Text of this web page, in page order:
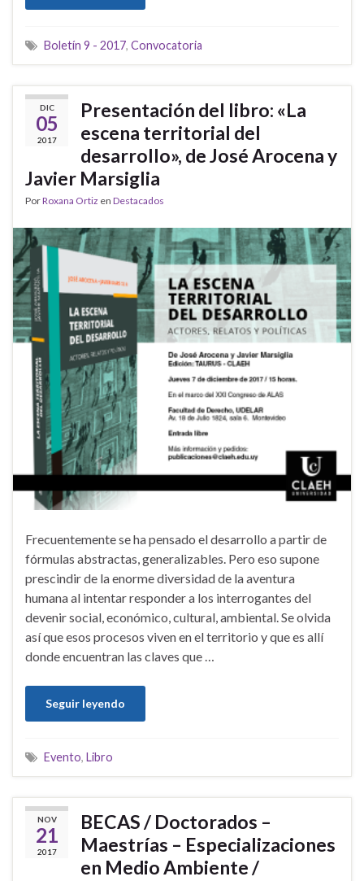
Boletín 9 - 2017, Convocatoria
DIC
05
2017
Presentación del libro: «La
escena territorial del
desarrollo», de José Arocena y
Javier Marsiglia
PorRoxana Ortiz en Destacados
Frecuentemente se ha pensado el desarrollo a partir de
fórmulas abstractas, generalizables. Pero eso supone
prescindir de la enorme diversidad de la aventura
humana al intentar responder a los interrogantes del
devenir social, económico, cultural, ambiental. Se olvida
así que esos procesos viven en el territorio y que es allí
donde encuentran las claves que …
Seguir leyendo
Evento, Libro
NOV
21
2017
BECAS / Doctorados –
Maestrías – Especializaciones
en Medio Ambiente /